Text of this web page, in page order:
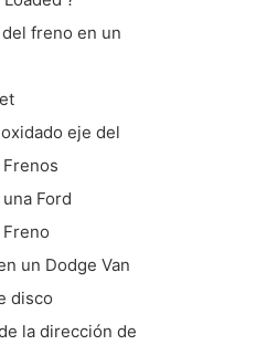
que necesitará
freno en un
eje del
2000
Ford
un Dodge Van
disco
la dirección de